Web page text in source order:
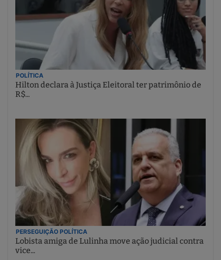
POLÍTICA
Hilton declara à Justiça Eleitoral ter patrimônio de
R$...
PERSEGUIÇÃO POLÍTICA
Lobista amiga de Lulinha move ação judicial contra
vice...